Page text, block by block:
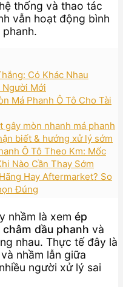
thống và thao tác
vẫn hoạt động bình
Có Khác Nhau
Mới
Má Phanh Ô Tô Cho Tài
gây mòn nhanh má phanh
biết & hướng xử lý sớm
Ô Tô Theo Km: Mốc
Nào Cần Thay Sớm
Hay Aftermarket? So
Đúng
nhầm là xem ép
châm dầu phanh và
nhau. Thực tế đây là
nhầm lẫn giữa
người xử lý sai